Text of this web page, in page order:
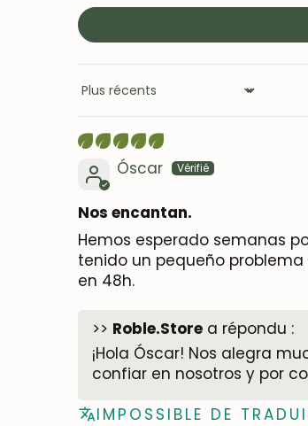
Sort by
Óscar
Nos encantan.
Hemos esperado semanas
tenido un pequeño
en 48h.
>> Roble.Store a répondu :
¡Hola Óscar! Nos alegra
confiar en nosotros y por
IMPOSSIBLE DE